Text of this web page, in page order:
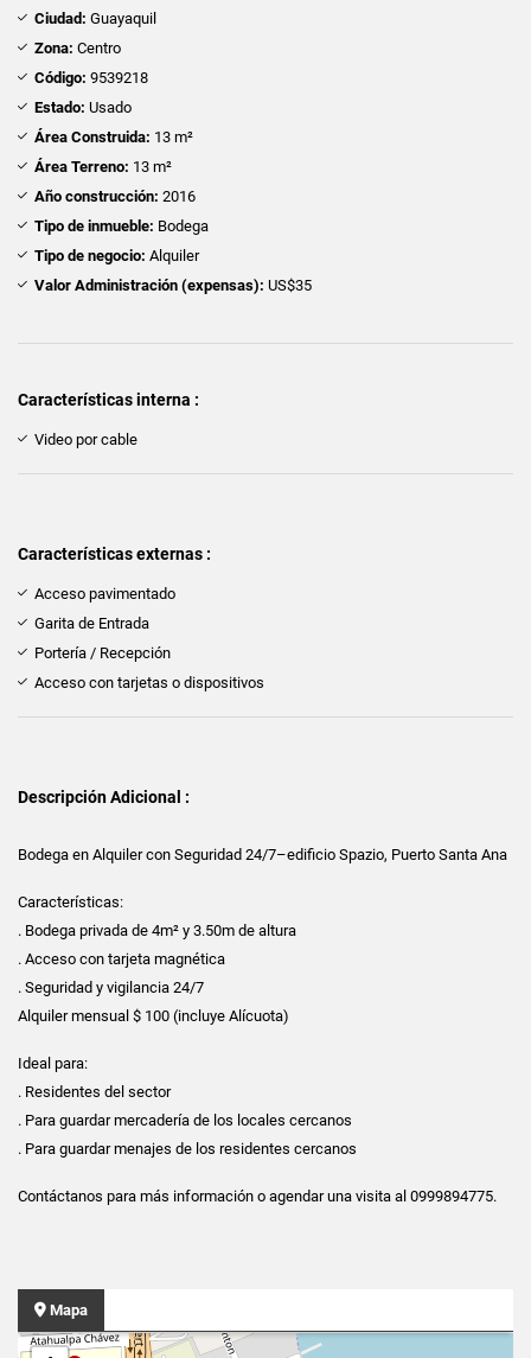
Ciudad: Guayaquil
Zona: Centro
Código: 9539218
Estado: Usado
Área Construida: 13 m²
Área Terreno: 13 m²
Año construcción: 2016
Tipo de inmueble: Bodega
Tipo de negocio: Alquiler
Valor Administración (expensas): US$35
Características interna :
Video por cable
Características externas :
Acceso pavimentado
Garita de Entrada
Portería / Recepción
Acceso con tarjetas o dispositivos
Descripción Adicional :
Bodega en Alquiler con Seguridad 24/7–edificio Spazio, Puerto Santa Ana
Características:
. Bodega privada de 4m² y 3.50m de altura
. Acceso con tarjeta magnética
. Seguridad y vigilancia 24/7
Alquiler mensual $ 100 (incluye Alícuota)
Ideal para:
. Residentes del sector
. Para guardar mercadería de los locales cercanos
. Para guardar menajes de los residentes cercanos
Contáctanos para más información o agendar una visita al 0999894775.
Mapa